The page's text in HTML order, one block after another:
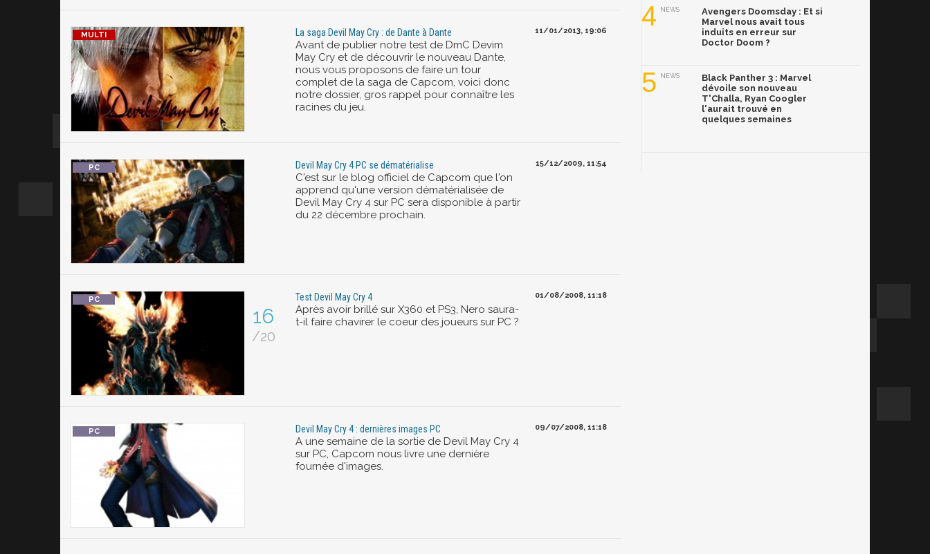
La saga Devil May Cry : de Dante à Dante
Avant de publier notre test de DmC Devim
May Cry et de découvrir le nouveau Dante,
nous vous proposons de faire un tour
complet de la saga de Capcom, voici donc
notre dossier, gros rappel pour connaître les
racines du jeu.
11/01/2013, 19:06
Devil May Cry 4 PC se dématérialise
C'est sur le blog officiel de Capcom que l'on
apprend qu'une version dématérialisée de
Devil May Cry 4 sur PC sera disponible à partir
du 22 décembre prochain.
15/12/2009, 11:54
16
/20
Test Devil May Cry 4
Après avoir brillé sur X360 et PS3, Nero saura-
t-il faire chavirer le coeur des joueurs sur PC ?
01/08/2008, 11:18
Devil May Cry 4 : dernières images PC
A une semaine de la sortie de Devil May Cry 4
sur PC, Capcom nous livre une dernière
fournée d'images.
09/07/2008, 11:18
4 NEWS
Avengers Doomsday : Et si
Marvel nous avait tous
induits en erreur sur
Doctor Doom ?
5 NEWS
Black Panther 3 : Marvel
dévoile son nouveau
T'Challa, Ryan Coogler
l'aurait trouvé en
quelques semaines